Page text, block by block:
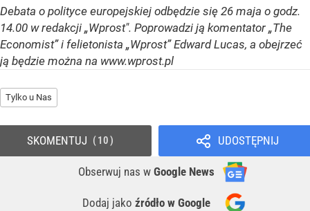
Debata o polityce europejskiej odbędzie się 26 maja o godz.
14.00 w redakcji „Wprost". Poprowadzi ją komentator „The
Economist” i felietonista „Wprost” Edward Lucas, a obejrzeć
ją będzie można na www.wprost.pl
Tylko u Nas
UDOSTĘPNIJ
Obserwuj nas w Google News
Dodaj jako źródło w Google
SKOMENTUJ 10